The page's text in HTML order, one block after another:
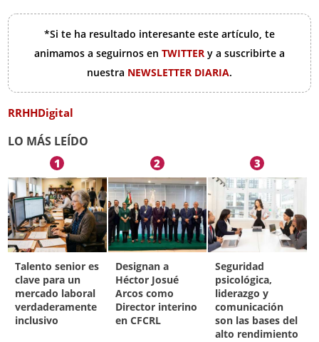
*Si te ha resultado interesante este artículo, te
animamos a seguirnos en TWITTER y a suscribirte a
nuestra NEWSLETTER DIARIA.
RRHHDigital
LO MÁS LEÍDO
1
Talento senior es
clave para un
mercado laboral
verdaderamente
inclusivo
2
Designan a
Héctor Josué
Arcos como
Director interino
en CFCRL
3
Seguridad
psicológica,
liderazgo y
comunicación
son las bases del
alto rendimiento